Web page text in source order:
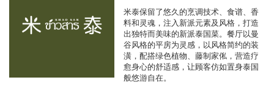
米泰保留了悠久的烹调技术、食谱、香
料和灵魂，注入新派元素及风格，打造
出独特而美味的新派泰国菜。餐厅以曼
谷风格的平房为灵感，以风格简约的装
潢，配搭绿色植物、藤制家俬，营造疗
愈身心的舒适感，让顾客仿如置身泰国
般悠游自在。